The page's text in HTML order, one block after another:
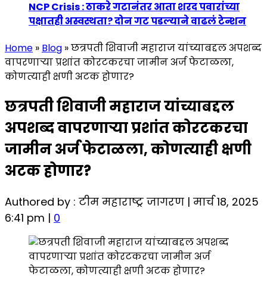
NCP Crisis : ठाकरे गटानंतर आता शरद पवारांच्या
पक्षातही अस्वस्थता? दोन गट पडल्याने वाढलं टेन्शन
Home » Blog »छत्रपती शिवाजी महाराज यांच्याबद्दल अपशब्द
वापरणाऱ्या प्रशांत कोरटकरचा जामीन अर्ज फेटाळला,
कोणत्याही क्षणी अटक होणार?
छत्रपती शिवाजी महाराज यांच्याबद्दल
अपशब्द वापरणाऱ्या प्रशांत कोरटकरचा
जामीन अर्ज फेटाळला, कोणत्याही क्षणी
अटक होणार?
Authored by : टीम महाराष्ट्र जागरण | मार्च 18, 2025
6:41 pm | 0